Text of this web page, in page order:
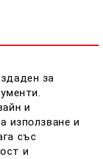
данни
ден.
за
и
използване и
със
и